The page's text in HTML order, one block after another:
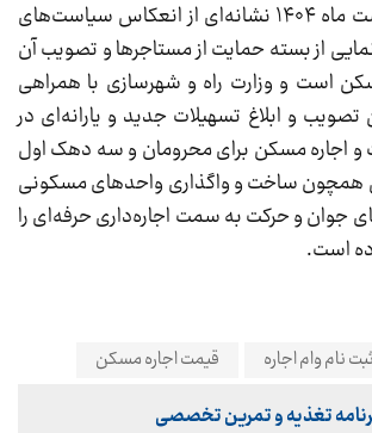
اجاره‌بها در اردیبهشت ماه ۱۴۰۴ نشانه‌ای از انعکاس سیاست‌های
از بسته حمایت از مستاجرها و تصویب آن
است و وزارت راه و شهرسازی با همراهی
و ابلاغ تسهیلات جدید و یارانه‌ای در
اجاره مسکن برای محرومان و سه دهک اول
همچون ساخت و واگذاری واحدهای مسکونی
جوان و حرکت به سمت اجاره‌داری حرفه‌ای را
است.
ثبت نام وام اجاره قیمت اجاره مسکن
تغذیه و تمرین تخصصی